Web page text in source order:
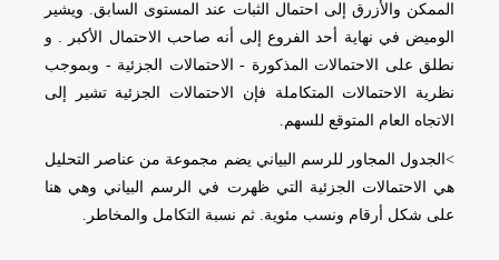
الممكن والأزرق إلى احتمال الثبات عند المستوى السابق. ويشير
الوميض في نهاية أحد الفروع إلى أنه صاحب الاحتمال الأكبر . و
نطلق على الاحتمالات المذكورة - الاحتمالات الجزئية - وبموجب
نظرية الاحتمالات المتكاملة فإن الاحتمالات الجزئية تشير إلى
الاتجاه العام المتوقع للسهم.
>الجدول المجاور للرسم البياني يضم مجموعة من عناصر التحليل
هي الاحتمالات الجزئية التي ظهرت في الرسم البياني وهي هنا
على شكل أرقام ونسب مئوية. ثم نسبة التكامل والمخاطر.